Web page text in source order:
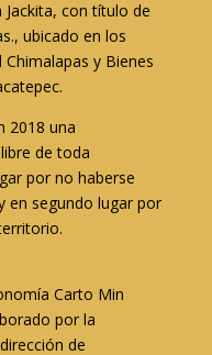
con título de
ubicado en los
y Bienes
2018 una
de toda
por no haberse
en segundo lugar por
Carto Min
por la
de